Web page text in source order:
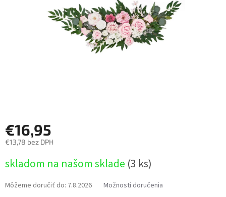
€16,95
€13,78 bez DPH
cena:
skladom na našom sklade (3 ks)
Môžeme doručiť do: 7.8.2026 Možnosti doručenia